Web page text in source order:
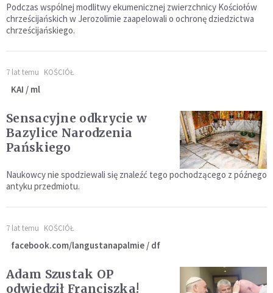
Podczas wspólnej modlitwy ekumenicznej zwierzchnicy Kościołów
chrześcijańskich w Jerozolimie zaapelowali o ochronę dziedzictwa
chrześcijańskiego.
7 lat temu KOŚCIÓŁ
KAI / ml
Sensacyjne odkrycie w
Bazylice Narodzenia
Pańskiego
Naukowcy nie spodziewali się znaleźć tego pochodzącego z późnego
antyku przedmiotu.
7 lat temu KOŚCIÓŁ
facebook.com/langustanapalmie / df
Adam Szustak OP
odwiedził Franciszka!